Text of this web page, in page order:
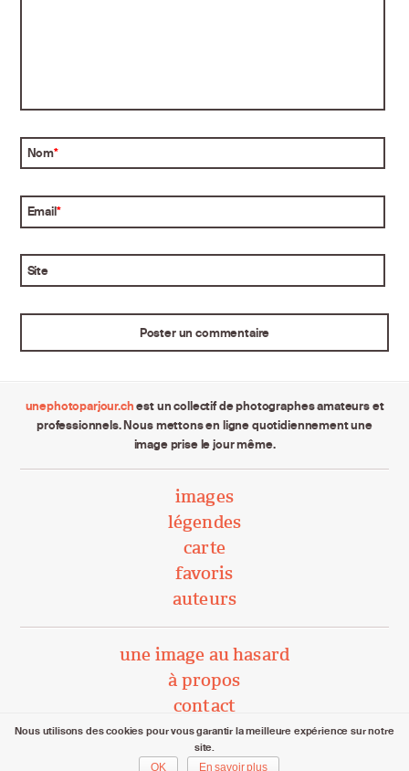
Nom*
Email*
Site
unephotoparjour.chest un collectif de photographes amateurs et
professionnels. Nous mettons en ligne quotidiennement une
image prise le jour même.
images
légendes
carte
favoris
auteurs
une image au hasard
à propos
contact
unephotoparjour.ch/ 2015 – 2026
Tous droits réservés aux auteurs respectifs.
Nous utilisons des cookies pour vous garantir la meilleure expérience sur notre
site.
OK
En savoir plus